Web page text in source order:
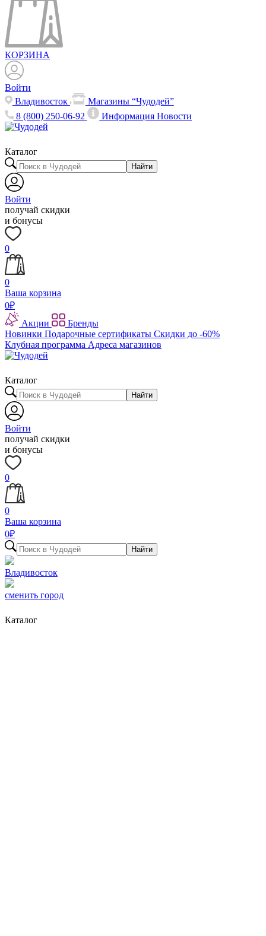
КОРЗИНА
Войти
Владивосток
Магазины “Чудодей”
8 (800) 250-06-92
ИнформацияНовости
Каталог
Найти
Войти
получай скидки
и бонусы
0
0
Ваша корзина
0₽
Акции
Бренды
Новинки Подарочные сертификаты Скидки до -60%
Клубная программа Адреса магазинов
Каталог
Найти
Войти
получай скидки
и бонусы
0
0
Ваша корзина
0₽
Найти
Владивосток
сменить город
Каталог